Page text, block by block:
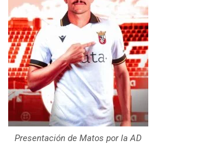
Presentación de Matos por la AD